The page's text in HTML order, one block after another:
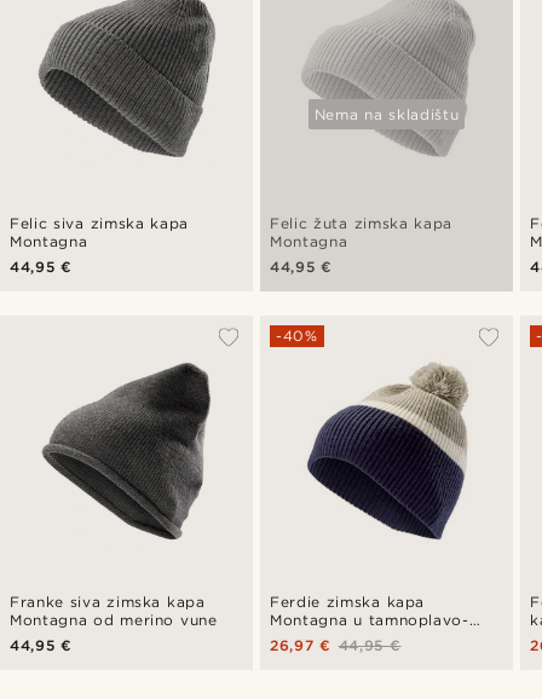
Felic siva zimska kapa
Montagna
44,95 €
Nema na skladištu
Felic žuta zimska kapa
Montagna
44,95 €
Franke siva zimska kapa
Montagna od merino vune
44,95 €
Ferdie zimska kapa
Montagna u tamnoplavo-
sivoj boji
-40%
44,95 €
26,97 €